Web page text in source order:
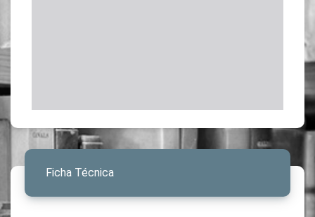
Ficha Técnica